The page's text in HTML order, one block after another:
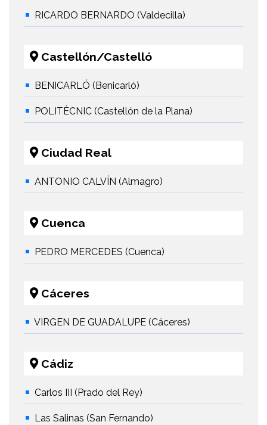
RICARDO BERNARDO (Valdecilla)
Castellón/Castelló
BENICARLÓ (Benicarló)
POLITÈCNIC (Castellón de la Plana)
Ciudad Real
ANTONIO CALVÍN (Almagro)
Cuenca
PEDRO MERCEDES (Cuenca)
Cáceres
VIRGEN DE GUADALUPE (Cáceres)
Cádiz
Carlos III (Prado del Rey)
Las Salinas (San Fernando)